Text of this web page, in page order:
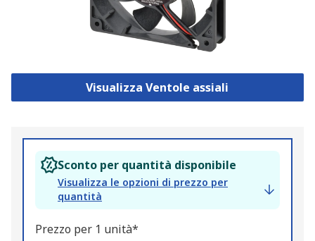
Visualizza Ventole assiali
Sconto per quantità disponibile
Visualizza le opzioni di prezzo per
quantità
Prezzo per 1 unità*